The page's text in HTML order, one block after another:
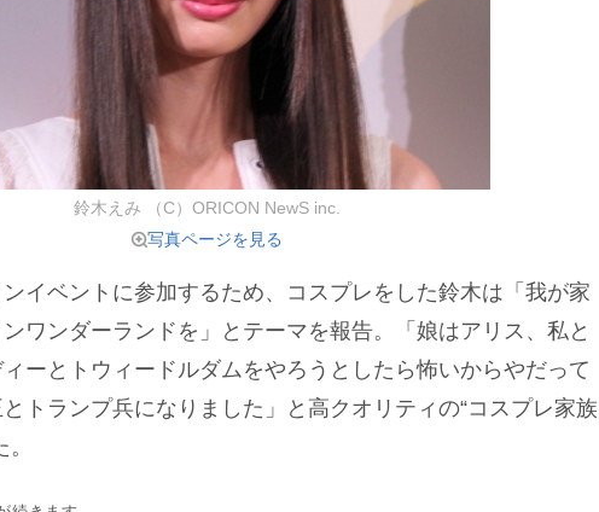
鈴木えみ （C）ORICON NewS inc.
写真ページを見る
イベントに参加するため、コスプレをした鈴木は「我が家
ワンダーランドを」とテーマを報告。「娘はアリス、私と
ーとトウィードルダムをやろうとしたら怖いからやだって
トランプ兵になりました」と高クオリティの“コスプレ家族